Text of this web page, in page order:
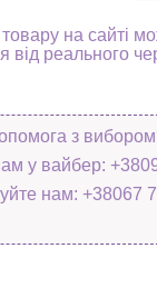
на сайті
від реального
з
у вайбер:
нам: +38067